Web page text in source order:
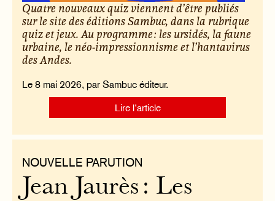
Quatre nouveaux quiz viennent d’être publiés
sur le site des éditions Sambuc, dans la rubrique
quiz et jeux. Au programme : les ursidés, la faune
urbaine, le néo-impressionnisme et l’hantavirus
des Andes.
Le 8 mai 2026, par Sambuc éditeur.
Lire l’article
NOUVELLE PARUTION
Jean Jaurès : Les